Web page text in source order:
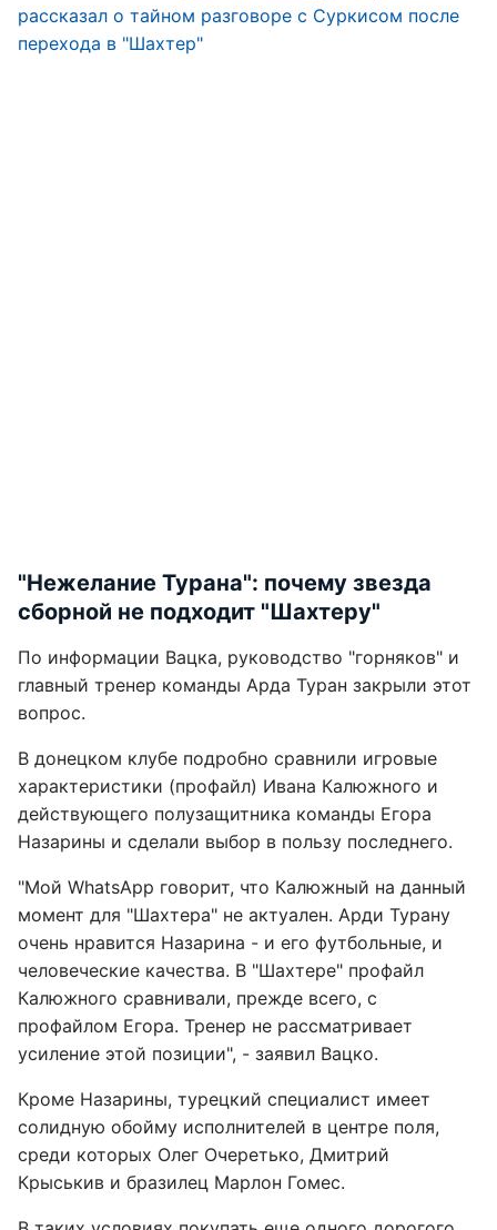
рассказал о тайном разговоре с Суркисом после
перехода в "Шахтер"
"Нежелание Турана": почему звезда
сборной не подходит "Шахтеру"
По информации Вацка, руководство "горняков" и
главный тренер команды Арда Туран закрыли этот
вопрос.
В донецком клубе подробно сравнили игровые
характеристики (профайл) Ивана Калюжного и
действующего полузащитника команды Егора
Назарины и сделали выбор в пользу последнего.
"Мой WhatsApp говорит, что Калюжный на данный
момент для "Шахтера" не актуален. Арди Турану
очень нравится Назарина - и его футбольные, и
человеческие качества. В "Шахтере" профайл
Калюжного сравнивали, прежде всего, с
профайлом Егора. Тренер не рассматривает
усиление этой позиции", - заявил Вацко.
Кроме Назарины, турецкий специалист имеет
солидную обойму исполнителей в центре поля,
среди которых Олег Очеретько, Дмитрий
Крыськив и бразилец Марлон Гомес.